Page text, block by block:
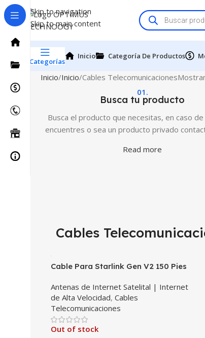
Skip to navigation
Skip to main content
Categorías
Inicio Categoría De Productos
Inicio Inicio Cables Telecomunicaciones
01.
Busca tu producto
Busca el producto que necesitas, en caso
encuentres o sea un producto privado
Read more
Cables
Cable Para Starlink Gen V2 150 Pies
para Satélite Starlink V2 | TMC STAR
Antenas de Internet Satelital | Internet
de Alta Velocidad, Cables
Telecomunicaciones
Out of stock